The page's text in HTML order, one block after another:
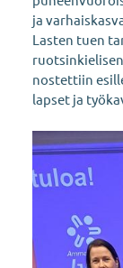
ja
Lasten tuen
nostettiin
lapset ja